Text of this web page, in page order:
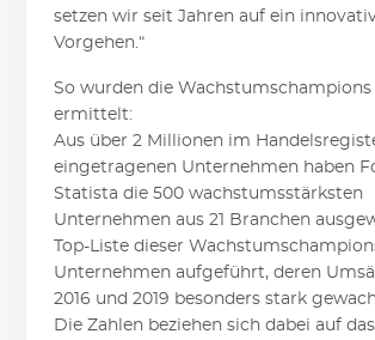
setzen wir seit Jahren auf ein
Vorgehen.“
So wurden die Wachstumschampions
ermittelt:
Aus über 2 Millionen im
eingetragenen Unternehmen haben
Statista die 500 wachstumsstärksten
Unternehmen aus 21 Branchen
Top-Liste dieser
Unternehmen aufgeführt, deren
2016 und 2019 besonders stark
Die Zahlen beziehen sich dabei auf